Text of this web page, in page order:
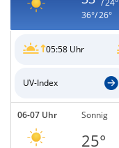
/ 24°
36°/ 26°
05:58 Uhr
UV-Index
06-07 Uhr Sonnig
25°